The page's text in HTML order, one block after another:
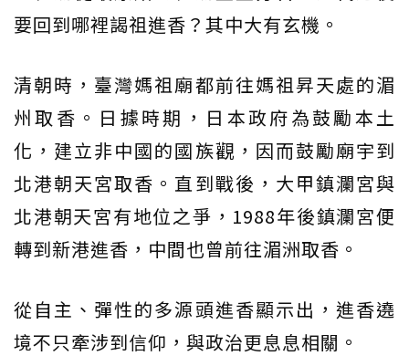
要回到哪裡謁祖進香？其中大有玄機。
清朝時，臺灣媽祖廟都前往媽祖昇天處的湄
州取香。日據時期，日本政府為鼓勵本土
化，建立非中國的國族觀，因而鼓勵廟宇到
北港朝天宮取香。直到戰後，大甲鎮瀾宮與
北港朝天宮有地位之爭，1988年後鎮瀾宮便
轉到新港進香，中間也曾前往湄洲取香。
從自主、彈性的多源頭進香顯示出，進香遶
境不只牽涉到信仰，與政治更息息相關。